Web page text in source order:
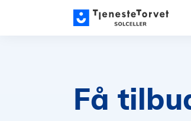
Få